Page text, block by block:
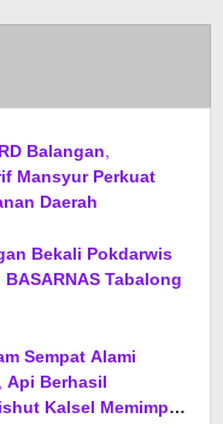
Balangan,
Mansyur Perkuat
Daerah
Bekali Pokdarwis
Tabalong
Sempat Alami
Api Berhasil
Kalsel Memimpin